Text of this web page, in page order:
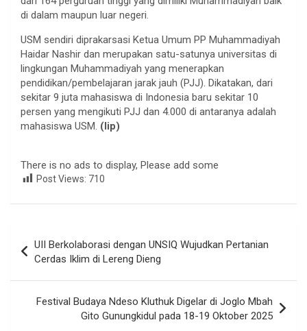
di dalam maupun luar negeri.
USM sendiri diprakarsasi Ketua Umum PP Muhammadiyah
Haidar Nashir dan merupakan satu-satunya universitas di
lingkungan Muhammadiyah yang menerapkan
pendidikan/pembelajaran jarak jauh (PJJ). Dikatakan, dari
sekitar 9 juta mahasiswa di Indonesia baru sekitar 10
persen yang mengikuti PJJ dan 4.000 di antaranya adalah
mahasiswa USM. (lip)
There is no ads to display, Please add some
Post Views: 710
pos
UII Berkolaborasi dengan UNSIQ Wujudkan Pertanian
Cerdas Iklim di Lereng Dieng
Festival Budaya Ndeso Kluthuk Digelar di Joglo Mbah
Gito Gunungkidul pada 18-19 Oktober 2025